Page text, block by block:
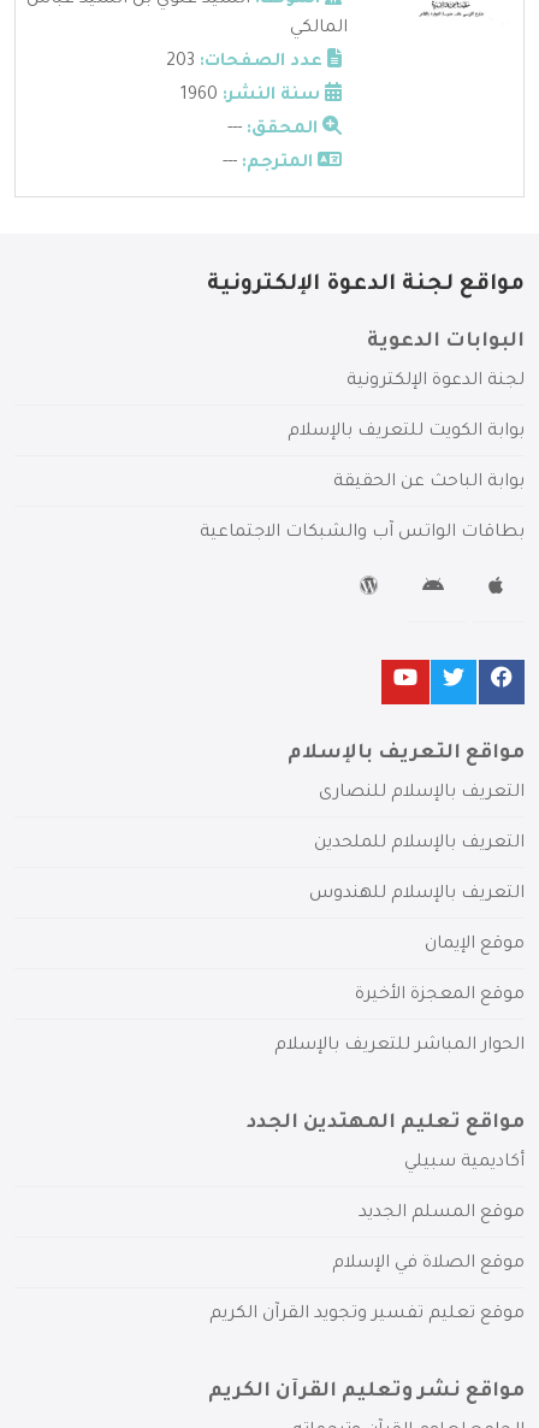
المالكي
عدد الصفحات:
سنة النشر:
المحقق: ---
المترجم: ---
مواقع لجنة الدعوة الإلكترونية
البوابات الدعوية
لجنة الدعوة الإلكترونية
بوابة الكويت للتعريف بالإسلام
بوابة الباحث عن الحقيقة
بطاقات الواتس آب والشبكات الاجتماعية
مواقع التعريف بالإسلام
التعريف بالإسلام للنصارى
التعريف بالإسلام للملحدين
التعريف بالإسلام للهندوس
موقع الإيمان
موقع المعجزة الأخيرة
الحوار المباشر للتعريف بالإسلام
مواقع تعليم المهتدين الجدد
أكاديمية سبيلي
موقع المسلم الجديد
موقع الصلاة في الإسلام
موقع تعليم تفسير وتجويد القرآن الكريم
مواقع نشر وتعليم القرآن الكريم